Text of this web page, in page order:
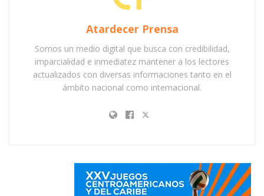
Atardecer Prensa
Somos un medio digital que busca con credibilidad,
imparcialidad e inmediatez mantener a los lectores
actualizados con diversas informaciones tanto en el
ámbito nacional como internacional.